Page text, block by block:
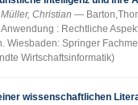
Christian
: Rechtliche
Wiesbaden: Springer
Wirtschaftsinformatik)
wissenschaftlichen